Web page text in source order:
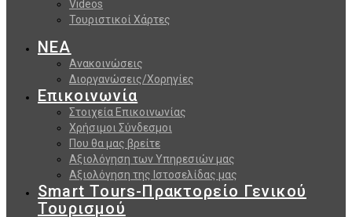
Videos
Τουριστικοί Χάρτες
ΝΕΑ
Ανακοινώσεις
Διοργανώσεις/Χορηγίες
Επικοινωνία
Στοιχεία Επικοινωνίας
Χρήσιμοι Σύνδεσμοι
Που θα μας βρείτε
Αξιολόγηση των Υπηρεσιών μας
Αξιολόγηση της Ιστοσελίδας μας
Smart Tours-Πρακτορείο Γενικού
Τουρισμού